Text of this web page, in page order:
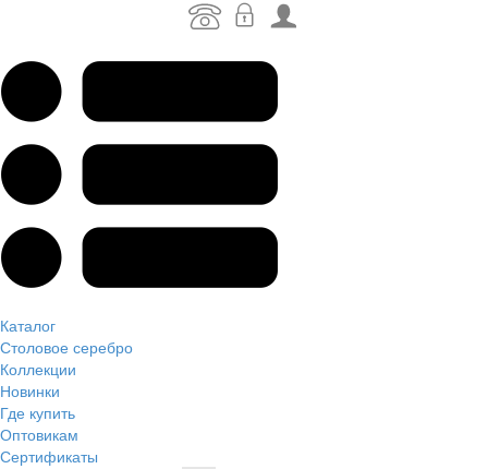
Каталог
Столовое серебро
Коллекции
Новинки
Где купить
Оптовикам
Сертификаты